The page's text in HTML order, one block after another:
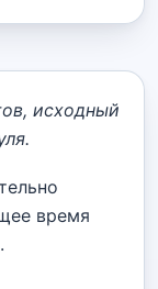
исходный
время